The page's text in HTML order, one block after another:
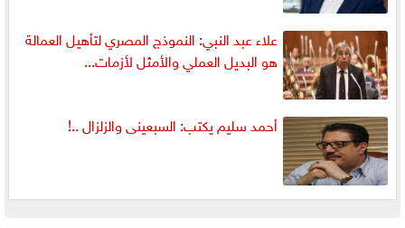
علاء عبد النبي: النموذج المصري لتأهيل العمالة
هو البديل العملي والأمثل لأزمات...
أحمد سليم يكتب: السبعينى والزلزال ..!